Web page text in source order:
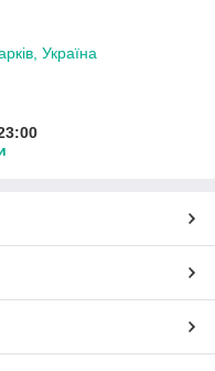
Україна